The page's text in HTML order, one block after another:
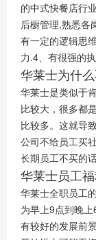
的中式快餐店行
后橱管理,熟悉各
有一定的逻辑思
力.4、有很强的
华莱士为什
华莱士是类似于
比较大，很多都
比较多。这就导
公司不给员工买
长期员工不买的
华莱士员工
华莱士全职员工
为早上9点到晚
有较好的发展前